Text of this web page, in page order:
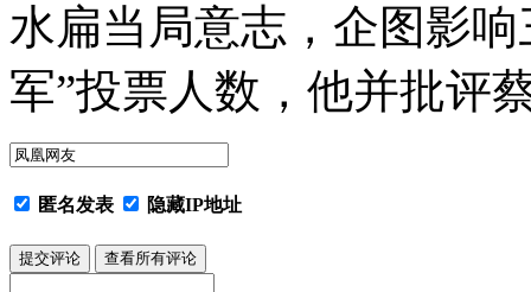
水扁当局意志，企图影
军”投票人数，他并批评
匿名发表 隐藏IP地址